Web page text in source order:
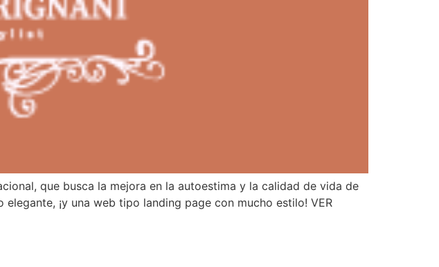
que busca la mejora en la autoestima y la calidad de vida de
¡y una web tipo landing page con mucho estilo! VER